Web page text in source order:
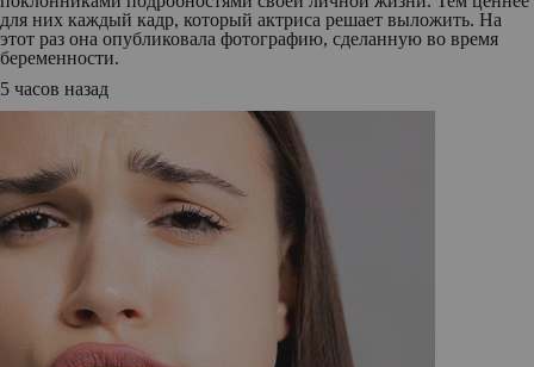
для них каждый кадр, который актриса решает выложить. На
этот раз она опубликовала фотографию, сделанную во время
беременности.
5 часов назад